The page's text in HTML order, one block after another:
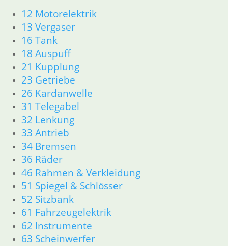
12 Motorelektrik
13 Vergaser
16 Tank
18 Auspuff
21 Kupplung
23 Getriebe
26 Kardanwelle
31 Telegabel
32 Lenkung
33 Antrieb
34 Bremsen
36 Räder
46 Rahmen & Verkleidung
51 Spiegel & Schlösser
52 Sitzbank
61 Fahrzeugelektrik
62 Instrumente
63 Scheinwerfer
46 Rahmen & Verkleidung
51 Spiegel & Schlösser
61 Fahrzeugelektrik
62 Instrumente
63 Scheinwerfer
R50/5 – R75/5
11 Motor
Dichtungen
Kolben/Kolbenringe
Zylinderkopf
12 Motorelektrik
13 Vergaser
16 Tank
18 Auspuff
21 Kupplung
23 Getriebe
26 Kardanwelle
31 Telegabel
32 Lenkung
33 Antrieb